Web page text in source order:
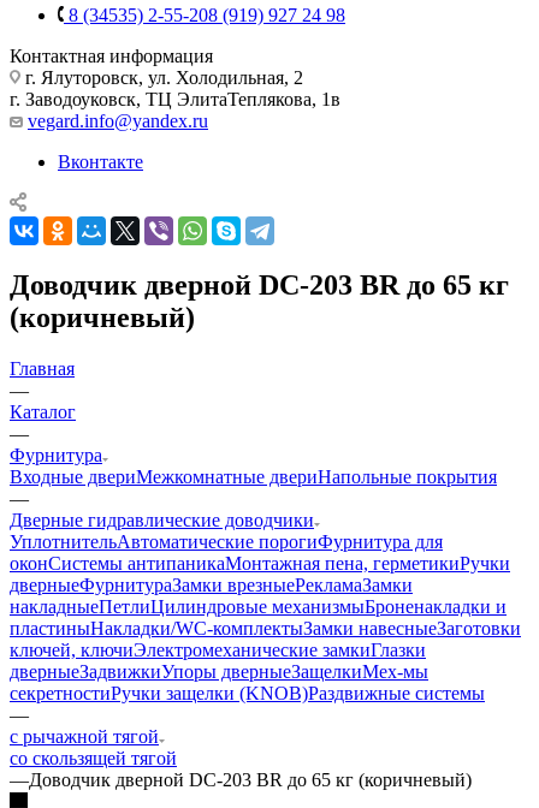
8 (34535) 2-55-208 (919) 927 24 98
Контактная информация
г. Ялуторовск, ул. Холодильная, 2
г. Заводоуковск, ​ТЦ Элита​Теплякова, 1в
vegard.info@yandex.ru
Вконтакте
Доводчик дверной DC-203 BR до 65 кг
(коричневый)
Главная
—
Каталог
—
Фурнитура
Входные двериМежкомнатные двериНапольные покрытия
—
Дверные гидравлические доводчики
УплотнительАвтоматические порогиФурнитура для
оконСистемы антипаникаМонтажная пена, герметикиРучки
дверныеФурнитураЗамки врезныеРекламаЗамки
накладныеПетлиЦилиндровые механизмыБроненакладки и
пластиныНакладки/WC-комплектыЗамки навесныеЗаготовки
ключей, ключиЭлектромеханические замкиГлазки
дверныеЗадвижкиУпоры дверныеЗащелкиМех-мы
секретностиРучки защелки (KNOB)Раздвижные системы
—
с рычажной тягой
со скользящей тягой
—Доводчик дверной DC-203 BR до 65 кг (коричневый)